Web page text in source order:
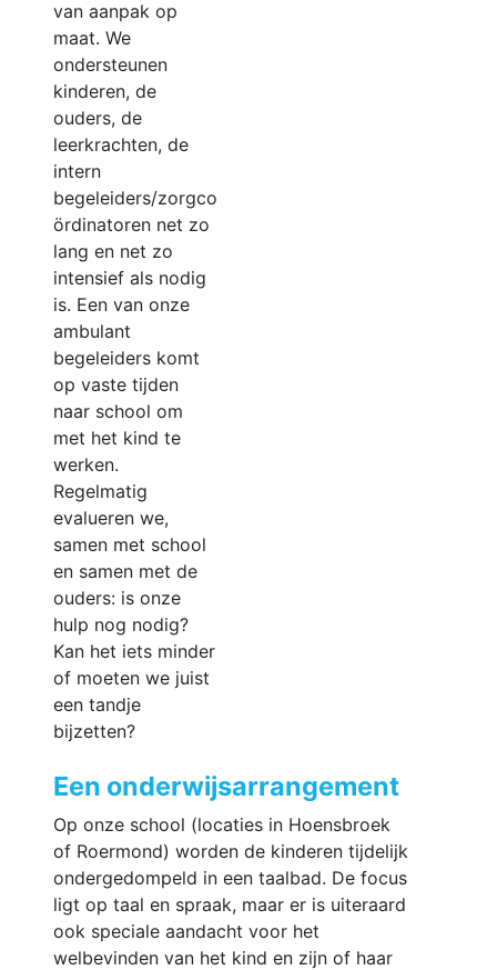
van aanpak op
maat. We
ondersteunen
kinderen, de
ouders, de
leerkrachten, de
intern
begeleiders/zorgco
ördinatoren net zo
lang en net zo
intensief als nodig
is. Een van onze
ambulant
begeleiders komt
op vaste tijden
naar school om
met het kind te
werken.
Regelmatig
evalueren we,
samen met school
en samen met de
ouders: is onze
hulp nog nodig?
Kan het iets minder
of moeten we juist
een tandje
bijzetten?
Een onderwijsarrangement
Op onze school (locaties in Hoensbroek
of Roermond) worden de kinderen tijdelijk
ondergedompeld in een taalbad. De focus
ligt op taal en spraak, maar er is uiteraard
ook speciale aandacht voor het
welbevinden van het kind en zijn of haar